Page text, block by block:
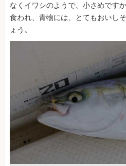
なくイワシのようで、小さめです
食われ、青物には、とてもおいし
ょう。